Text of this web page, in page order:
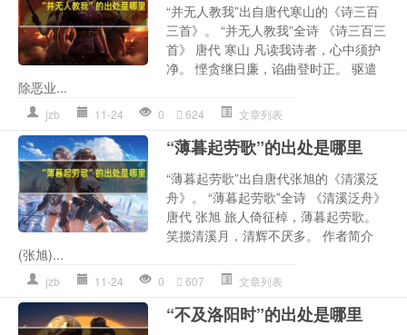
“并无人教我”出自唐代寒山的《诗三百
三首》。 “并无人教我”全诗 《诗三百三
首》 唐代 寒山 凡读我诗者，心中须护
净。 悭贪继日廉，谄曲登时正。 驱遣
除恶业...
jzb 11-24 0 624 文章列表
“薄暮起劳歌”的出处是哪里
“薄暮起劳歌”出自唐代张旭的《清溪泛
舟》。 “薄暮起劳歌”全诗 《清溪泛舟》
唐代 张旭 旅人倚征棹，薄暮起劳歌。
笑揽清溪月，清辉不厌多。 作者简介
(张旭)...
jzb 11-24 0 607 文章列表
“不及洛阳时”的出处是哪里